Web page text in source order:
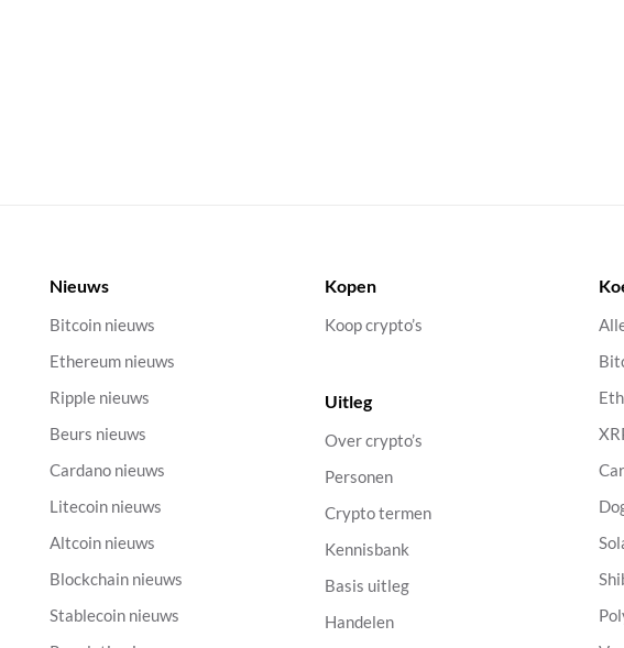
Nieuws
Bitcoin nieuws
Ethereum nieuws
Ripple nieuws
Beurs nieuws
Cardano nieuws
Litecoin nieuws
Altcoin nieuws
Blockchain nieuws
Stablecoin nieuws
Kopen
Koop crypto’s
Uitleg
Over crypto’s
Personen
Crypto termen
Kennisbank
Basis uitleg
Handelen